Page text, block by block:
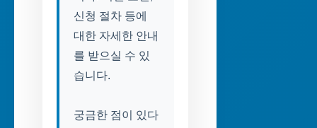
신청 절차 등에
대한 자세한 안내
를 받으실 수 있
습니다.
궁금한 점이 있다